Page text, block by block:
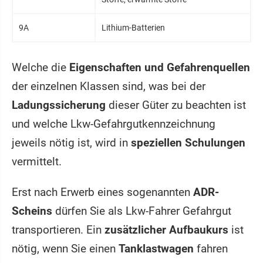
9A Lithium-Batterien
Welche die Eigenschaften und Gefahrenquellen
der einzelnen Klassen sind, was bei der
Ladungssicherung dieser Güter zu beachten ist
und welche Lkw-Gefahrgutkennzeichnung
jeweils nötig ist, wird in speziellen Schulungen
vermittelt.
Erst nach Erwerb eines sogenannten ADR-
Scheins dürfen Sie als Lkw-Fahrer Gefahrgut
transportieren. Ein zusätzlicher Aufbaukurs ist
nötig, wenn Sie einen Tanklastwagen fahren